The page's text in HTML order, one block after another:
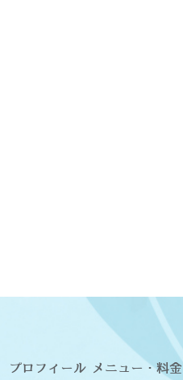
プロフィール メニュー・料金